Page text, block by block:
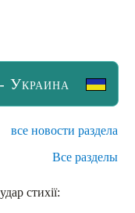
Украина
все новости раздела
Все разделы
стихії: